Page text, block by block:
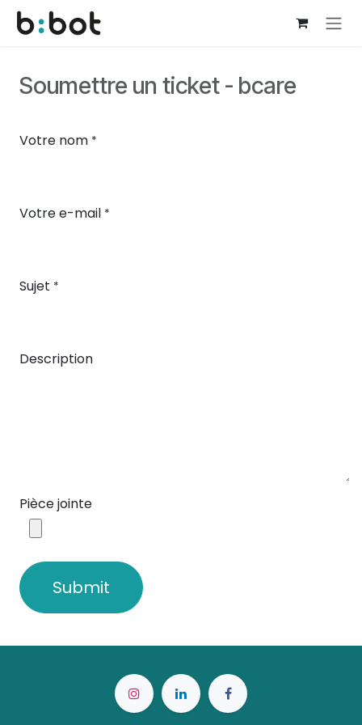
Se rendre au contenu
Soumettre un ticket - bcare
Votre nom *
Votre e-mail *
Sujet *
Description
Pièce jointe
Submit